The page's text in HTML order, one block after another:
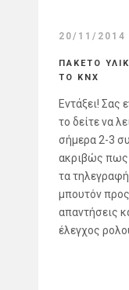
20/11/2014
ΠΑΚΕΤΟ
ΤΟ KNX
Εντάξει! Σας
το δείτε να
σήμερα 2-3
ακριβώς πως
τα
μπουτόν
απαντήσεις
έλεγχος